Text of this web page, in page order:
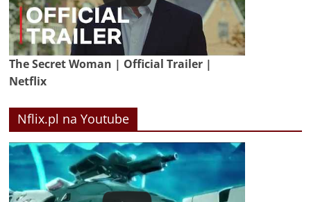
The Secret Woman | Official Trailer |
Netflix
Nflix.pl na Youtube